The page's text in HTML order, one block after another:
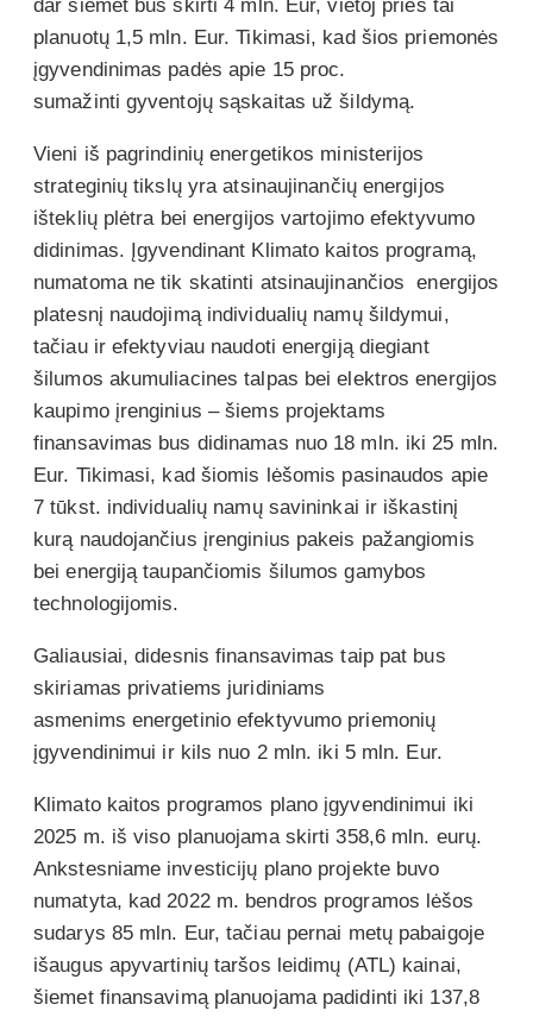
dar šiemet bus skirti 4 mln. Eur, vietoj prieš tai
planuotų 1,5 mln. Eur. Tikimasi, kad šios priemonės
įgyvendinimas padės apie 15 proc.
sumažinti gyventojų sąskaitas už šildymą.
Vieni iš pagrindinių energetikos ministerijos
strateginių tikslų yra atsinaujinančių energijos
išteklių plėtra bei energijos vartojimo efektyvumo
didinimas. Įgyvendinant Klimato kaitos programą,
numatoma ne tik skatinti atsinaujinančios energijos
platesnį naudojimą individualių namų šildymui,
tačiau ir efektyviau naudoti energiją diegiant
šilumos akumuliacines talpas bei elektros energijos
kaupimo įrenginius – šiems projektams
finansavimas bus didinamas nuo 18 mln. iki 25 mln.
Eur. Tikimasi, kad šiomis lėšomis pasinaudos apie
7 tūkst. individualių namų savininkai ir iškastinį
kurą naudojančius įrenginius pakeis pažangiomis
bei energiją taupančiomis šilumos gamybos
technologijomis.
Galiausiai, didesnis finansavimas taip pat bus
skiriamas privatiems juridiniams
asmenims energetinio efektyvumo priemonių
įgyvendinimui ir kils nuo 2 mln. iki 5 mln. Eur.
Klimato kaitos programos plano įgyvendinimui iki
2025 m. iš viso planuojama skirti 358,6 mln. eurų.
Ankstesniame investicijų plano projekte buvo
numatyta, kad 2022 m. bendros programos lėšos
sudarys 85 mln. Eur, tačiau pernai metų pabaigoje
išaugus apyvartinių taršos leidimų (ATL) kainai,
šiemet finansavimą planuojama padidinti iki 137,8